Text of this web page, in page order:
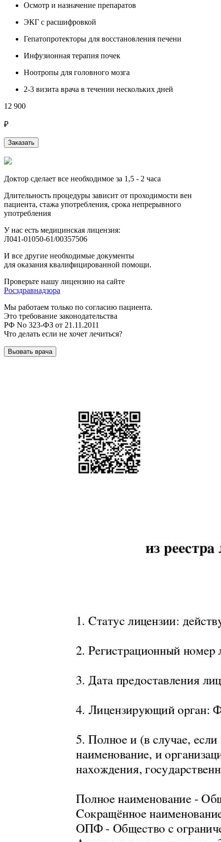
Осмотр и назначение препаратов
ЭКГ с расшифровкой
Гепатопротекторы для восстановления печени
Инфузионная терапия почек
Ноотропы для головного мозга
2-3 визита врача в течении нескольких дней
12 900
₽
Заказать
Доктор сделает все необходимое за 1,5 - 2 часа
Длительность процедуры зависит от проходимости вен
пациента, стажа употребления, срока непрерывного
употребления
У нас есть медицинская лицензия:
Л041-01050-61/00357506
И все другие необходимые документы
для оказания квалифицированной помощи.
Проверьте нашу лицензию на сайте
Росздравнадзора
Мы работаем только по согласию пациента.
Это требование законодательства
РФ No 323-ФЗ от 21.11.2011
Что делать если не хочет лечиться?
Вызвать врача